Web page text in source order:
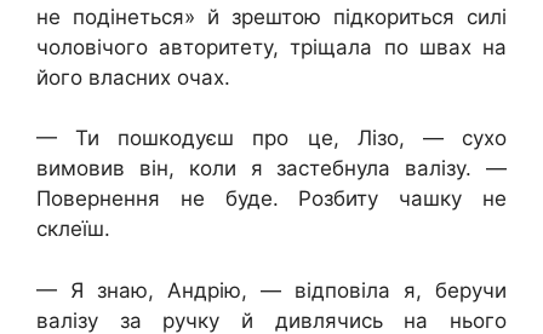
не подінеться» й зрештою підкориться силі
чоловічого авторитету, тріщала по швах на
його власних очах.
— Ти пошкодуєш про це, Лізо, — сухо
вимовив він, коли я застебнула валізу. —
Повернення не буде. Розбиту чашку не
склеїш.
— Я знаю, Андрію, — відповіла я, беручи
валізу за ручку й дивлячись на нього